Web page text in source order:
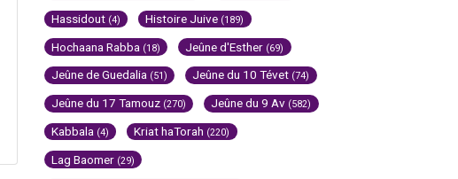
Hassidout (4) Histoire Juive (189)
Hochaana Rabba (18) Jeûne d'Esther (69)
Jeûne de Guedalia (51) Jeûne du 10 Tévet (74)
Jeûne du 17 Tamouz (270) Jeûne du 9 Av (582)
Kabbala (4) Kriat haTorah (220)
Lag Baomer (29)